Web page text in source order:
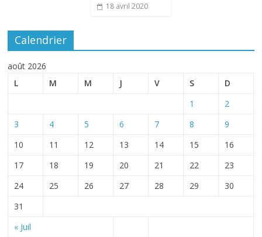
18 avril 2020
Calendrier
août 2026
L
M M J V S D
« Juil
1
2
3
4 5 6 7 8
9
10
11 12 13 14 15
16
17
18 19 20 21 22
23
24
25 26 27 28 29
30
31